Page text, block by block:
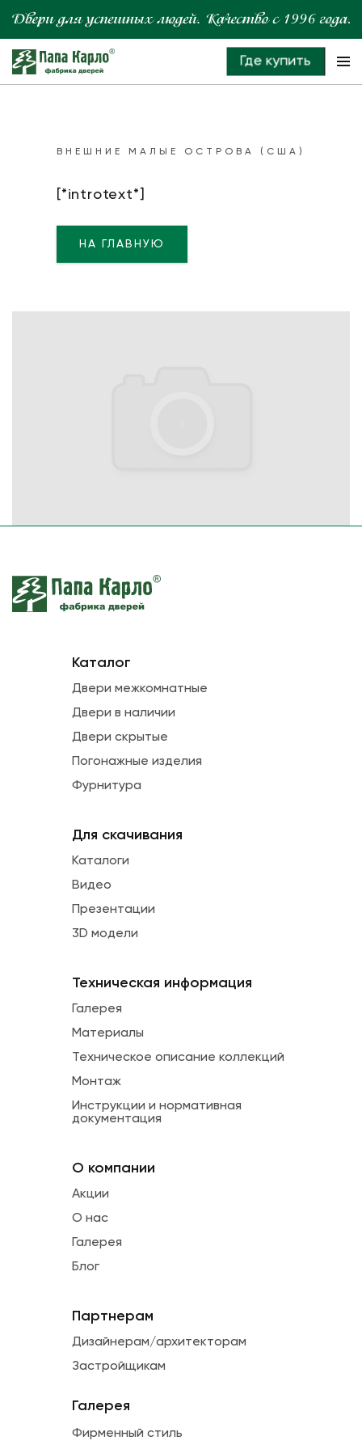
Где купить
ВНЕШНИЕ МАЛЫЕ ОСТРОВА (США)
[*introtext*]
НА ГЛАВНУЮ
Каталог
Двери межкомнатные
Двери в наличии
Двери скрытые
Погонажные изделия
Фурнитура
Для скачивания
Каталоги
Видео
Презентации
3D модели
Техническая информация
Галерея
Материалы
Техническое описание коллекций
Монтаж
Инструкции и нормативная
документация
О компании
Акции
О нас
Галерея
Блог
Партнерам
Дизайнерам/архитекторам
Застройщикам
Галерея
Фирменный стиль